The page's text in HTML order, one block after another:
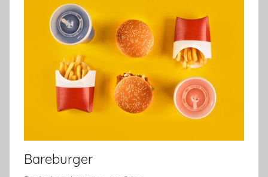
Bareburger